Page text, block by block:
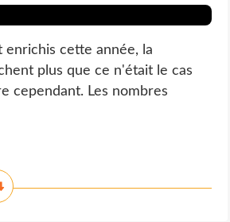
enrichis cette année, la
plus que ce n'était le cas
cependant. Les nombres